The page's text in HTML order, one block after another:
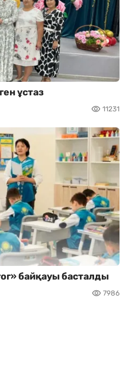
ұстаз
11231
байқауы басталды
7986